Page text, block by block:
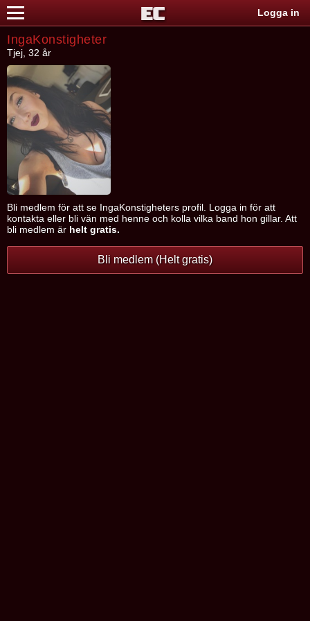
Logga in
IngaKonstigheter
Tjej, 32 år
Bli medlem för att se IngaKonstigheters profil. Logga in för att
kontakta eller bli vän med henne och kolla vilka band hon gillar. Att
bli medlem är helt gratis.
Bli medlem (Helt gratis)